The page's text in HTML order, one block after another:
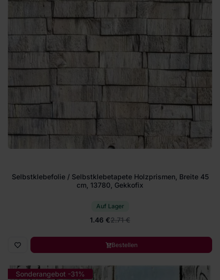
Selbstklebefolie / Selbstklebetapete Holzprismen, Breite 45
cm, 13780, Gekkofix
Auf Lager
1.46 €2.71 €
Bestellen
Sonderangebot -31%